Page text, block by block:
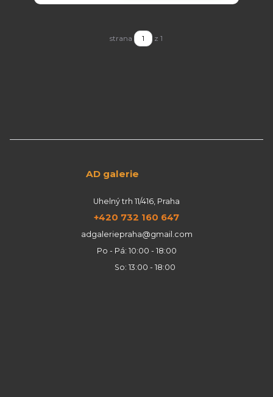
strana z 1
AD galerie
Uhelný trh 11/416, Praha
+420 732 160 647
adgaleriepraha@gmail.com
Po - Pá: 10:00 - 18:00
So: 13:00 - 18:00